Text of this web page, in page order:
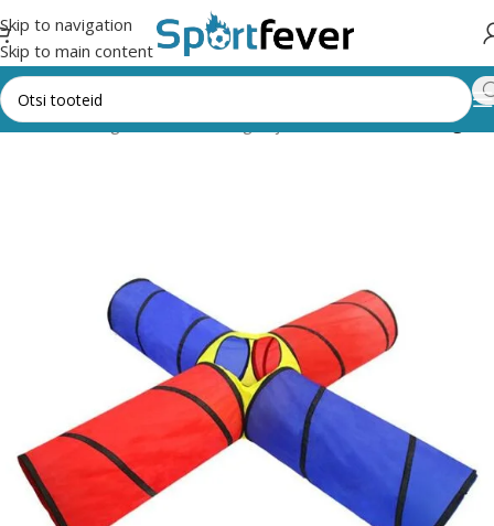
Skip to navigation
Skip to main content
Kõik kategooriad Lauamängud ja vahendid Muud mängud